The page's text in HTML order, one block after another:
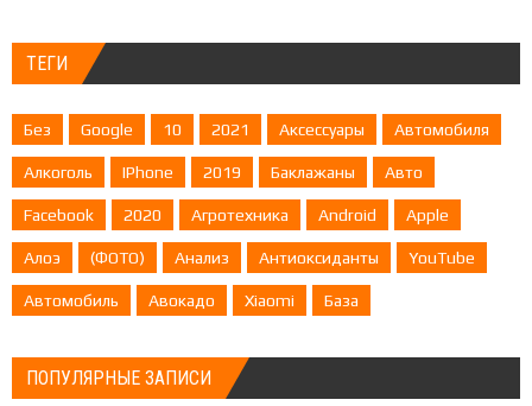
ТЕГИ
Без Google 10 2021 Аксессуары Автомобиля
Алкоголь IPhone 2019 Баклажаны Авто
Facebook 2020 Агротехника Android Apple
Алоэ (ФОТО) Анализ Антиоксиданты YouTube
Автомобиль Авокадо Xiaomi База
ПОПУЛЯРНЫЕ ЗАПИСИ